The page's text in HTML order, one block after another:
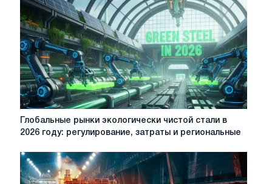
года
Глобальные
рынки
чистой
стали
в
Глобальные рынки экологически чистой стали в
2026 году: регулирование, затраты и региональные